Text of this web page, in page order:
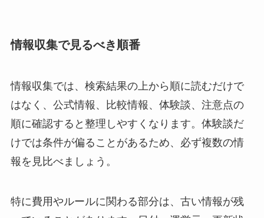
情報収集で見るべき順番
情報収集では、検索結果の上から順に読むだけで
はなく、公式情報、比較情報、体験談、注意点の
順に確認すると整理しやすくなります。体験談だ
けでは条件が偏ることがあるため、必ず複数の情
報を見比べましょう。
特に費用やルールに関わる部分は、古い情報が残